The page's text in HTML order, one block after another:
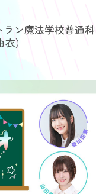
ラン魔法学校普通科
）